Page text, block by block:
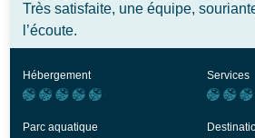
Très satisfaite, une équipe,
l’écoute.
Hébergement Services
Parc aquatique